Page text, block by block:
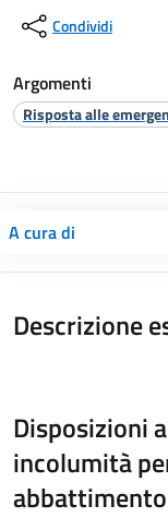
Condividi
Argomenti
Risposta alle
A cura di
Descrizione
Disposizioni
incolumità